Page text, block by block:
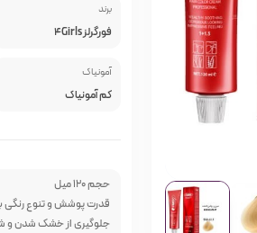
برند
فورگرلز 4Girls
آمونیاک
کم آمونیاک
حجم 120 میل
قدرت پوشش و تنوع رنگی
جلوگیری از خشک شدن و